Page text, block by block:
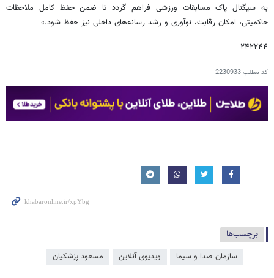
به سیگنال پاک مسابقات ورزشی فراهم گردد تا ضمن حفظ کامل ملاحظات
حاکمیتی، امکان رقابت، نوآوری و رشد رسانه‌های داخلی نیز حفظ شود.»
۲۴۲۲۴۴
کد مطلب2230933
برچسب‌ها
سازمان صدا و سیما ویدیوی آنلاین مسعود پزشکیان